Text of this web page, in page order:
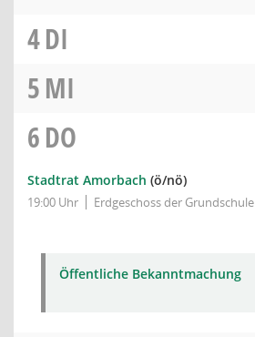
4DI
5MI
6DO
Stadtrat Amorbach (ö/nö)
19:00 Uhr Erdgeschoss der Grundschule
Öffentliche Bekanntmachung